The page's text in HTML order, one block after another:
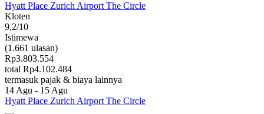
Hyatt Place Zurich Airport The Circle
Kloten
9,2/10
Istimewa
(1.661 ulasan)
Rp3.803.554
total Rp4.102.484
termasuk pajak & biaya lainnya
14 Agu - 15 Agu
Hyatt Place Zurich Airport The Circle